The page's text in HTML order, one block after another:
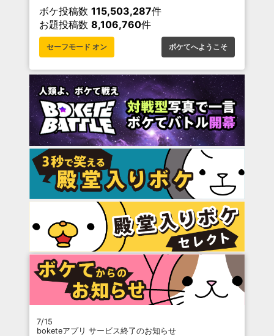
ボケ投稿数 115,503,287件
お題投稿数 8,106,760件
セーフモード オン ボケてへようこそ
7/15
boketeアプリ サービス終了のお知らせ